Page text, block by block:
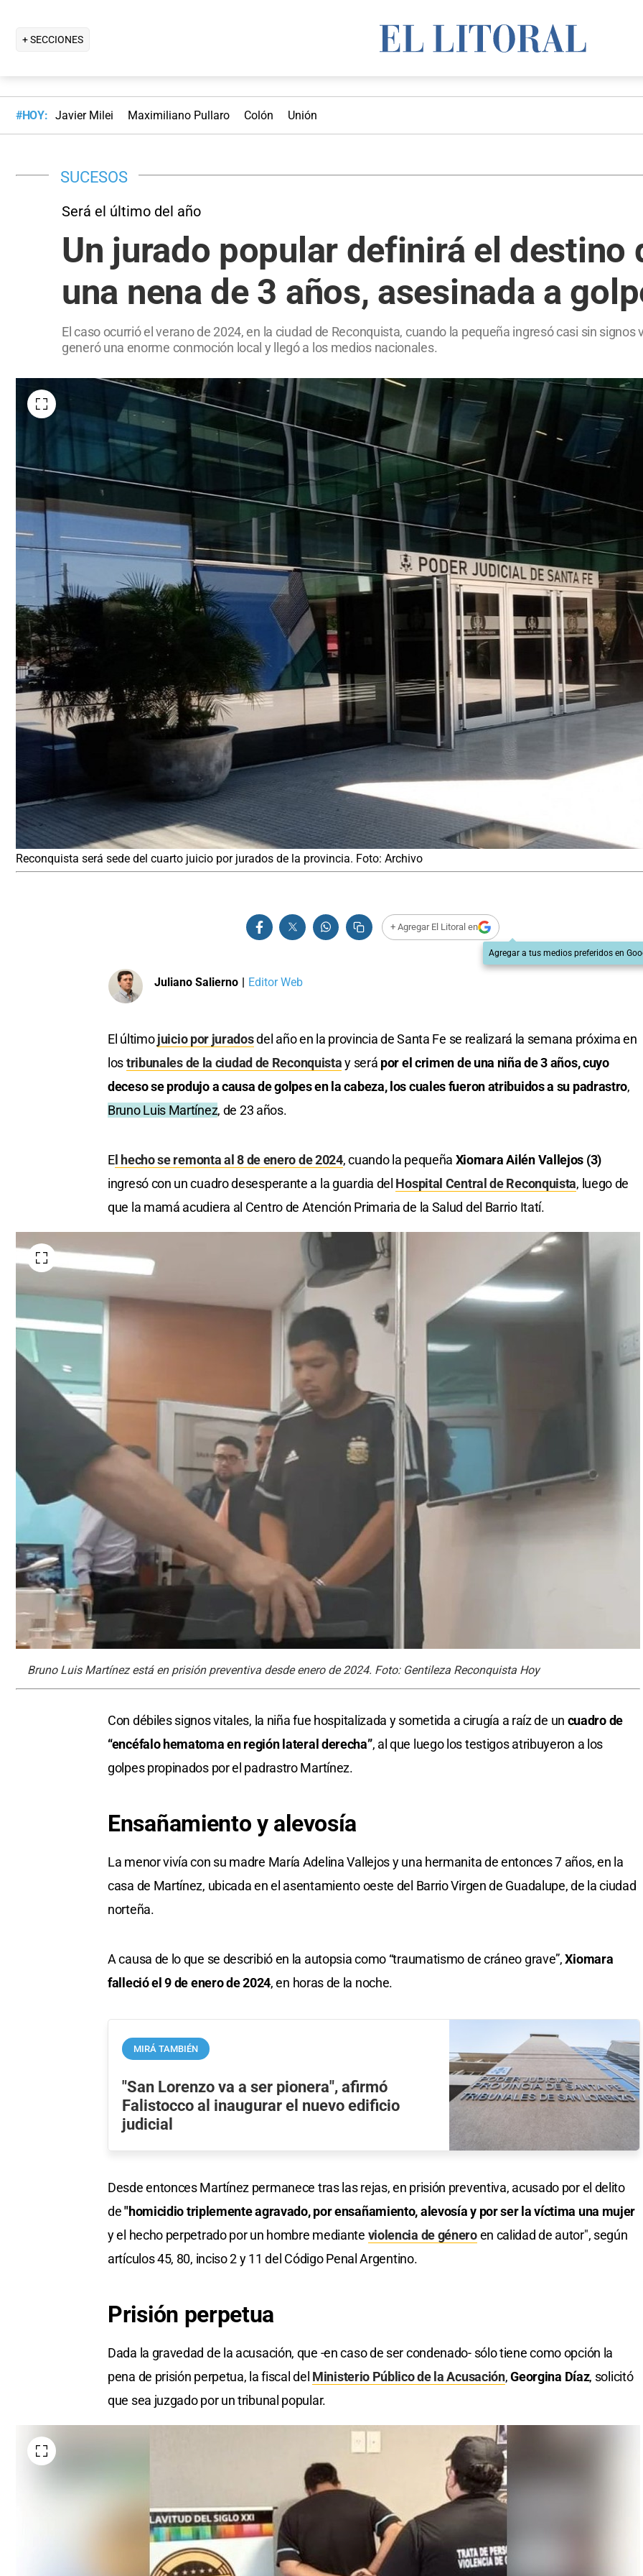
+ SECCIONES
#HOY: Javier Milei Maximiliano Pullaro Colón Unión
SUCESOS
Será el último del año
Un jurado popular definirá el destino
una nena de 3 años, asesinada a
El caso ocurrió el verano de 2024, en la ciudad de Reconquista, cuando la pequeña ingresó casi sin
generó una enorme conmoción local y llegó a los medios nacionales.
Reconquista será sede del cuarto juicio por jurados de la provincia. Foto: Archivo
+ Agregar El Litoral en
Agregar a tus medios preferidos en
Juliano Salierno | Editor Web
El últimojuicio por juradosdel año en la provincia de Santa Fe se realizará la semana próxima en
lostribunales de la ciudad de Reconquistay será por el crimen de una niña de 3 años, cuyo
deceso se produjo a causa de golpes en la cabeza, los cuales fueron atribuidos a su padrastro,
Bruno Luis Martínez, de 23 años.
El hecho se remonta al 8 de enero de 2024, cuando la pequeña Xiomara Ailén Vallejos (3)
ingresó con un cuadro desesperante a la guardia del Hospital Central de Reconquista, luego de
que la mamá acudiera al Centro de Atención Primaria de la Salud del Barrio Itatí.
Bruno Luis Martínez está en prisión preventiva desde enero de 2024. Foto: Gentileza Reconquista Hoy
Con débiles signos vitales, la niña fue hospitalizada y sometida a cirugía a raíz de un cuadro de
“encéfalo hematoma en región lateral derecha”, al que luego los testigos atribuyeron a los
golpes propinados por el padrastro Martínez.
Ensañamiento y alevosía
La menor vivía con su madre María Adelina Vallejos y una hermanita de entonces 7 años, en la
casa de Martínez, ubicada en el asentamiento oeste del Barrio Virgen de Guadalupe, de la ciudad
norteña.
A causa de lo que se describió en la autopsia como “traumatismo de cráneo grave”,Xiomara
falleció el 9 de enero de 2024, en horas de la noche.
MIRÁ TAMBIÉN
"San Lorenzo va a ser pionera", afirmó
Falistocco al inaugurar el nuevo edificio
judicial
Desde entonces Martínez permanece tras las rejas, en prisión preventiva, acusado por el delito
de"homicidio triplemente agravado, por ensañamiento, alevosía y por ser la víctima una mujer
y el hecho perpetrado por un hombre mediante violencia de géneroen calidad de autor", según
artículos 45, 80, inciso 2 y 11 del Código Penal Argentino.
Prisión perpetua
Dada la gravedad de la acusación, que -en caso de ser condenado- sólo tiene como opción la
pena de prisión perpetua, la fiscal del Ministerio Público de la Acusación,Georgina Díaz, solicitó
que sea juzgado por un tribunal popular.